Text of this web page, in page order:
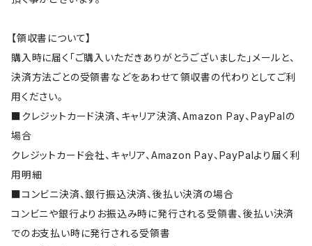
【領収書について】
購入時に届く「ご購入いただきありがとうございました」メールと、
決済方法ごとの受領書などをあわせて領収書の代わりとしてご利
用ください。
■クレジットカード決済、キャリア決済、Amazon Pay、PayPalの
場合
クレジットカード会社、キャリア、Amazon Pay、PayPalより届く利
用明細
■コンビニ決済、銀行振込決済、後払い決済の場合
コンビニや銀行よりお振込み時に発行される受領書、後払い決済
でのお支払い時に発行される受領書